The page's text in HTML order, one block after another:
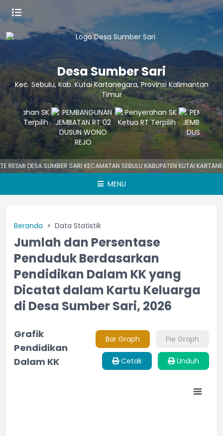
Desa Sumber Sari
Kec. Sebulu, Kab. Kutai Kartanegara, Provinsi Kalimantan
Timur
DESA SUMBER SARI KECAMATAN SEBULU KABUPATEN KUTAI
MENU
Beranda Data Statistik
Jumlah dan Persentase
Penduduk Berdasarkan
Pendidikan Dalam KK yang
Dicatat dalam Kartu Keluarga
di Desa Sumber Sari, 2026
Grafik
Pendidikan
Dalam KK
Bar Graph Pie Graph
Cetak Unduh